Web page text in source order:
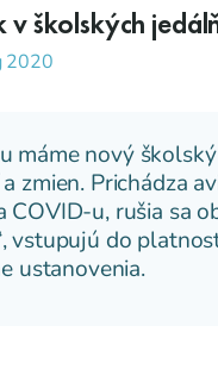
v školských
2020
máme nový
zmien. Prichádza
COVID-u, rušia sa
vstupujú do
ustanovenia.